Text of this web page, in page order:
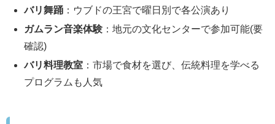
バリ舞踊 ：ウブドの王宮で曜日別で各公演あり
ガムラン音楽体験 ：地元の文化センターで参加可能(要
確認)
バリ料理教室 ：市場で食材を選び、伝統料理を学べる
プログラムも人気